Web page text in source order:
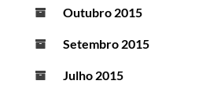
Outubro 2015
Setembro 2015
Julho 2015